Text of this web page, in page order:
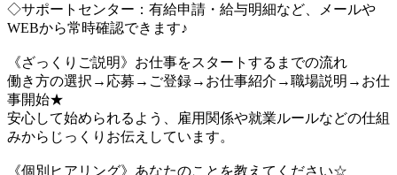
◇サポートセンター：有給申請・給与明細など、メールや
WEBから常時確認できます♪
《ざっくりご説明》お仕事をスタートするまでの流れ
働き方の選択→応募→ご登録→お仕事紹介→職場説明→お仕
事開始★
安心して始められるよう、雇用関係や就業ルールなどの仕組
みからじっくりお伝えしています。
《個別ヒアリング》あなたのことを教えてください☆